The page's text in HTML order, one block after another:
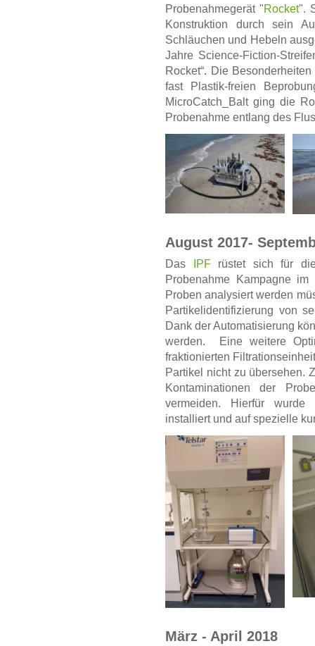
Probenahmegerät "Rocket".
Konstruktion durch sein
Schläuchen und Hebeln
Jahre Science-Fiction-
Rocket“. Die
fast Plastik-freien
MicroCatch_Balt ging die
Probenahme entlang des
August 2017-
Das IPF rüstet sich für
Probenahme Kampagne
Proben analysiert werden
Partikelidentifizierung von
Dank der Automatisierung
werden. Eine weitere
fraktionierten
Partikel nicht zu übersehen.
Kontaminationen der
vermeiden. Hierfür wurde
installiert und auf spezielle
März - April 2018